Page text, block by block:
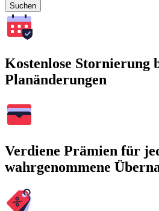
Suchen
Kostenlose Stornierung
Planänderungen
Verdiene Prämien für
wahrgenommene